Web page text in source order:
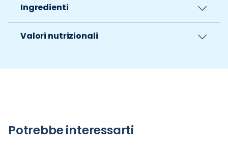
Ingredienti
Valori nutrizionali
Potrebbe interessarti